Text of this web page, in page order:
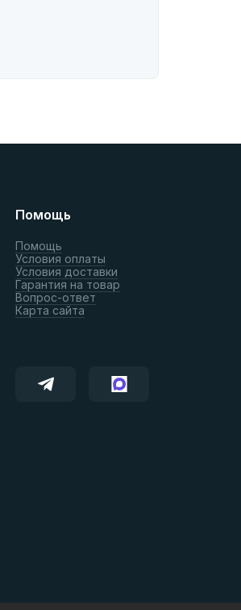
Помощь
Помощь
Условия оплаты
Условия доставки
Гарантия на товар
Вопрос-ответ
Карта сайта